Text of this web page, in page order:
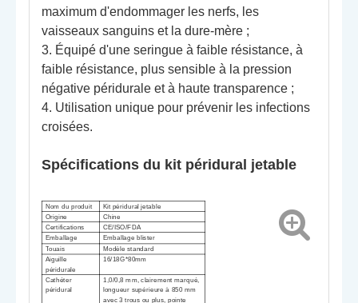
maximum d'endommager les nerfs, les
vaisseaux sanguins et la dure-mère ;
3. Équipé d'une seringue à faible résistance, à
faible résistance, plus sensible à la pression
négative péridurale et à haute transparence ;
4. Utilisation unique pour prévenir les infections
croisées.
Spécifications du kit péridural jetable
Nom du produit
Kit péridural jetable
Origine
Chine
Certifications
CE/ISO/FDA
Emballage
Emballage blister
Touais
Modèle standard
Aiguille
péridurale
16/18G*80mm
Cathéter
péridural
1,0/0,8 mm, clairement marqué,
longueur supérieure à 850 mm
avec 3 trous ou plus, pointe